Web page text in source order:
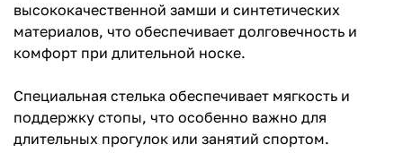
высококачественной замши и синтетических
материалов, что обеспечивает долговечность и
комфорт при длительной носке.
Специальная стелька обеспечивает мягкость и
поддержку стопы, что особенно важно для
длительных прогулок или занятий спортом.